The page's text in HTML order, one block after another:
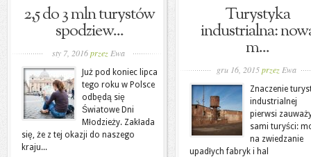
2,5 do 3 mln turystów
spodziew...
sty 7, 2016przez Ewa
Już pod koniec lipca
tego roku w Polsce
odbędą się
Światowe Dni
Młodzieży. Zakłada
się, że z tej okazji do naszego
kraju...
Turystyka
industrialna:
m...
gru 16, 2015przez Ewa
Znaczenie
industrialnej
pierwsi
sami turyści:
na zwiedzanie
upadłych fabryk i hal